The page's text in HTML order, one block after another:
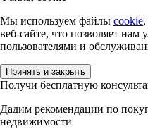
Мы используем файлы cookie
веб-сайте, что позволяет нам
пользователями и
Принять и закрыть
Получи бесплатную
Дадим рекомендации по
недвижимости